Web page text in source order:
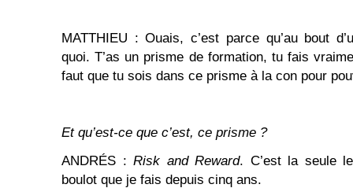
MATTHIEU : Ouais, c’est parce qu’au bout
quoi. T’as un prisme de formation, tu fais
faut que tu sois dans ce prisme à la con pour
Et qu’est-ce que c’est, ce prisme ?
ANDRÉS :Risk and Reward. C’est la seule
boulot que je fais depuis cinq ans.